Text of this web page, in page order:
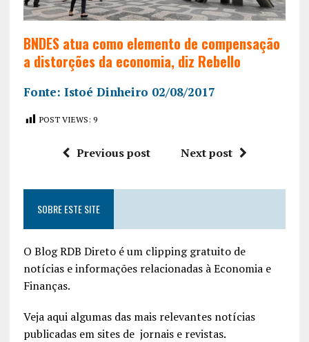
BNDES atua como elemento de compensação
a distorções da economia, diz Rebello
Fonte: Istoé Dinheiro 02/08/2017
POST VIEWS: 9
Previous post Next post
SOBRE ESTE SITE
O Blog RDB Direto é um clipping gratuito de
notícias e informações relacionadas à Economia e
Finanças.
Veja aqui algumas das mais relevantes notícias
publicadas em sites de jornais e revistas.